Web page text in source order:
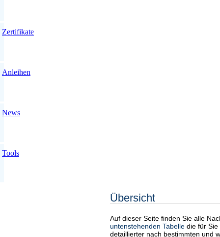
Zertifikate
Anleihen
News
Tools
Übersicht
Auf dieser Seite finden Sie alle
untenstehenden Tabelle die für
detaillierter nach bestimmten und